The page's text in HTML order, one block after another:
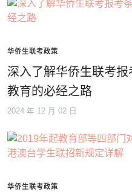
华侨生联考政策
深入了解华侨生联考
教育的必经之路
2024 年 12 月 02 日
华侨生联考政策